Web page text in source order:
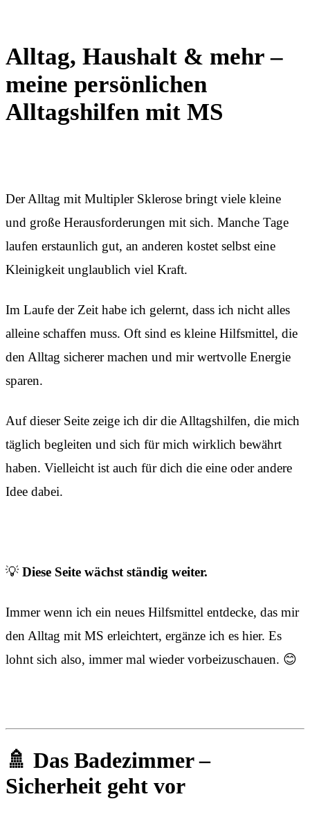
Alltag, Haushalt & mehr –
meine persönlichen
Alltagshilfen mit MS
Der Alltag mit Multipler Sklerose bringt viele kleine
und große Herausforderungen mit sich. Manche Tage
laufen erstaunlich gut, an anderen kostet selbst eine
Kleinigkeit unglaublich viel Kraft.
Im Laufe der Zeit habe ich gelernt, dass ich nicht alles
alleine schaffen muss. Oft sind es kleine Hilfsmittel, die
den Alltag sicherer machen und mir wertvolle Energie
sparen.
Auf dieser Seite zeige ich dir die Alltagshilfen, die mich
täglich begleiten und sich für mich wirklich bewährt
haben. Vielleicht ist auch für dich die eine oder andere
Idee dabei.
💡Diese Seite wächst ständig weiter.
Immer wenn ich ein neues Hilfsmittel entdecke, das mir
den Alltag mit MS erleichtert, ergänze ich es hier. Es
lohnt sich also, immer mal wieder vorbeizuschauen. 😊
🚿 Das Badezimmer –
Sicherheit geht vor